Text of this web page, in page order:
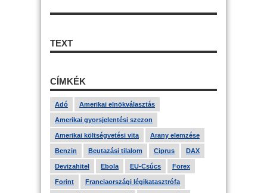
TEXT
CÍMKÉK
Adó Amerikai elnökválasztás
Amerikai gyorsjelentési szezon
Amerikai költségvetési vita Arany elemzése
Benzin Beutazási tilalom Ciprus DAX
Devizahitel Ebola EU-Csúcs Forex
Forint Franciaországi légikatasztrófa